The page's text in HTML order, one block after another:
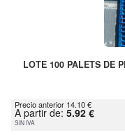
LOTE 100 PALETS DE
Precio anterior 14.10 €
A partir de: 5.92 €
SIN IVA